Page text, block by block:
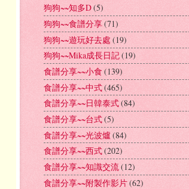
狗狗~~知多D(5)
狗狗~~食譜分享(71)
狗狗~~遊玩好去處 (19)
狗狗~~Mika成長日記(19)
食譜分享~~小食 (139)
食譜分享~~中式(465)
食譜分享~~日韓泰式(84)
食譜分享~~台式(5)
食譜分享~~光波爐 (84)
食譜分享~~西式(202)
食譜分享~~知識交流(12)
食譜分享~~附製作影片(62)